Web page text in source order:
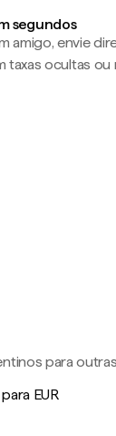
segundos
amigo, envie
taxas ocultas
para
EUR